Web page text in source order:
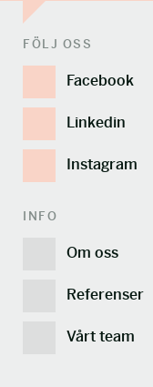
FÖLJ OSS
Facebook
Linkedin
Instagram
INFO
Om oss
Referenser
Vårt team